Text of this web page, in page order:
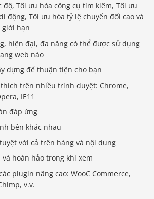
độ, Tối ưu hóa công cụ tìm kiếm, Tối ưu
động, Tối ưu hóa tỷ lệ chuyển đổi cao và
giới hạn
hiện đại, đa năng có thể được sử dụng
web nào
dựng để thuận tiện cho bạn
trên nhiều trình duyệt: Chrome,
IE11
đáp ứng
bên khác nhau
vời cả trên hàng và nội dung
hoàn hảo trong khi xem
plugin nâng cao: WooC Commerce,
v.v.